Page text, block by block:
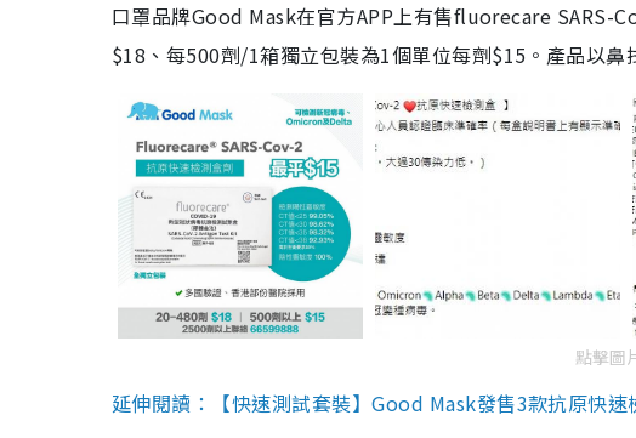
口罩品牌Good Mask在官方APP上有售fluorecare SARS-
$18、每500劑/1箱獨立包裝為1個單位每劑$15。產品以鼻
點擊圖
延伸閱讀：【快速測試套裝】Good Mask發售3款抗原快